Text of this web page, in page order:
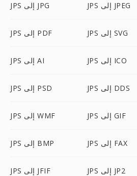
JPS إلى JPG JPS إلى JPEG
JPS إلى PDF JPS إلى SVG
JPS إلى AI JPS إلى ICO
JPS إلى PSD JPS إلى DDS
JPS إلى WMF JPS إلى GIF
JPS إلى BMP JPS إلى FAX
JPS إلى JFIF JPS إلى JP2